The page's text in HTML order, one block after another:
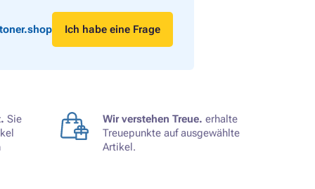
Ich habe eine Frage
Sie
Wir verstehen Treue. erhalte
Treuepunkte auf ausgewählte
Artikel.